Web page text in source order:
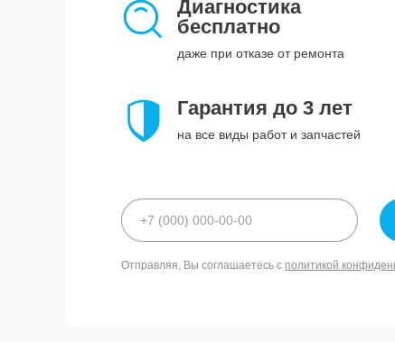
Диагностика
бесплатно
даже при отказе от ремонта
Гарантия до 3 лет
на все виды работ и запчастей
Отправляя, Вы соглашаетесь с политикой